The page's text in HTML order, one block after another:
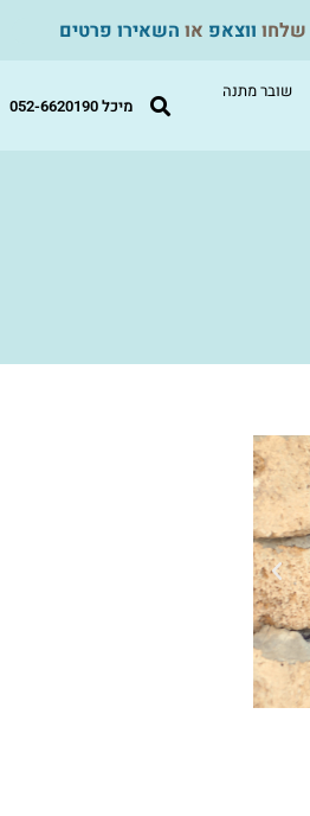
שלחו ווצאפ או השאירו פרטים
שובר מתנה
מיכל 052-6620190